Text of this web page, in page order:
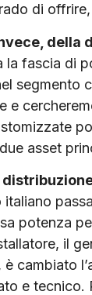
di
della
la fascia di
segmento
e
asset
potenza
il
cambiato
e tecnico.